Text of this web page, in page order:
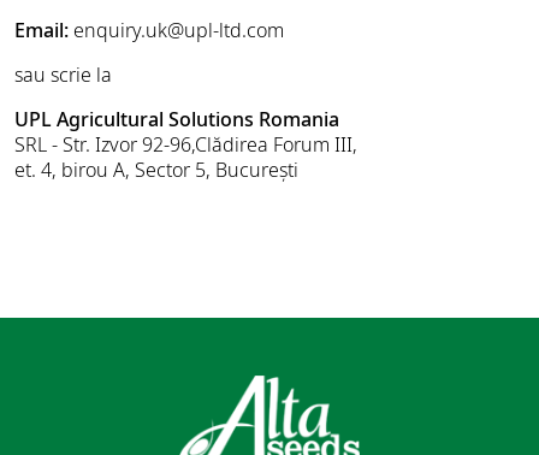
Email: enquiry.uk@upl-ltd.com
sau scrie la
UPL Agricultural Solutions Romania
SRL - Str. Izvor 92-96,Clădirea Forum III,
et. 4, birou A, Sector 5, București